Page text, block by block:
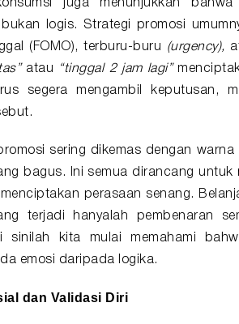
juga menunjukkan
bukan logis. Strategi promosi
(FOMO), terburu-buru (urgency),
atau “tinggal 2 jam lagi”
segera mengambil keputusan,
sering dikemas dengan
bagus. Ini semua dirancang
perasaan senang.
terjadi hanyalah pembenaran
sinilah kita mulai memahami
emosi daripada logika.
dan Validasi Diri